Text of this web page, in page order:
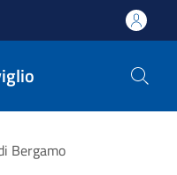
Bergamo